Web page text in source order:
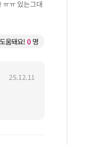
ㅠㅠ 있는그대
도움돼요! 0 명
25.12.11